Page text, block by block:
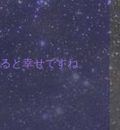
幸せですね。